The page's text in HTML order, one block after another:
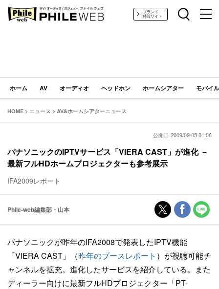
PHILE WEB｜AV/オーディオ/ガジェットブランド
特設サイト
ホーム AV オーディオ ヘッドホン ホームシアター モバイ
HOME > ニュース > AV&ホームシアターニュース
公開日 2009/09/05 01:08
パナソニックのIPTVサービス「VIERA CAST」が進化 －
最新フルHDホームプロジェクターも参考展示
IFA2009レポート
Phile-web編集部・山本
パナソニックが昨年のIFA2008で発表したIPTV機能
「VIERA CAST」（昨年のブースレポート ）が視聴可能チ
ャンネルを拡充。進化したサービスを紹介している。また
ディーラー向けに最新フルHDプロジェクター「PT-